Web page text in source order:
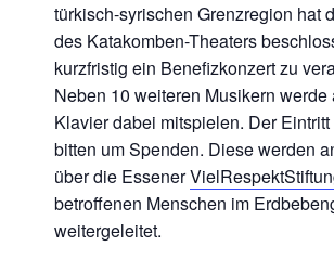
türkisch-syrischen Grenzregion hat
des Katakomben-Theaters
kurzfristig ein Benefizkonzert zu
Neben 10 weiteren Musikern werde
Klavier dabei mitspielen. Der
bitten um Spenden. Diese werden
über die Essener
betroffenen Menschen im
weitergeleitet.